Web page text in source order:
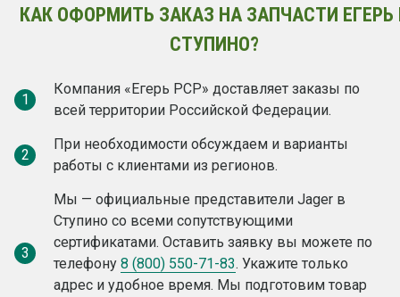
КАК ОФОРМИТЬ ЗАКАЗ НА ЗАПЧАСТИ ЕГЕРЬ
СТУПИНО?
1
Компания «Егерь PCP» доставляет заказы по
всей территории Российской Федерации.
2
При необходимости обсуждаем и варианты
работы с клиентами из регионов.
3
Мы — официальные представители Jager в
Ступино со всеми сопутствующими
сертификатами. Оставить заявку вы можете по
телефону 8 (800) 550-71-83. Укажите только
адрес и удобное время. Мы подготовим товар